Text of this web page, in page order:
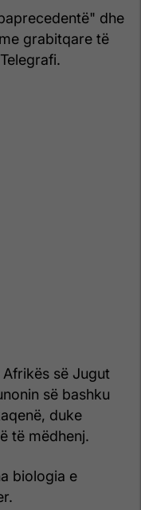
dhe
grabitqare të
së Jugut
së bashku
duke
të mëdhenj.
biologia e